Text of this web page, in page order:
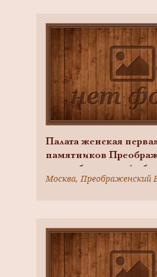
Палата женская
памятников
старообрядческой
XIX вв., арх. М.Ф.